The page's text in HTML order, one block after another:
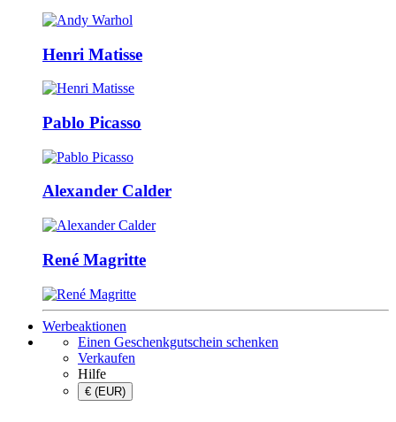
Henri Matisse
Pablo Picasso
Alexander Calder
René Magritte
Werbeaktionen
Einen Geschenkgutschein schenken
Verkaufen
Hilfe
€ (EUR)